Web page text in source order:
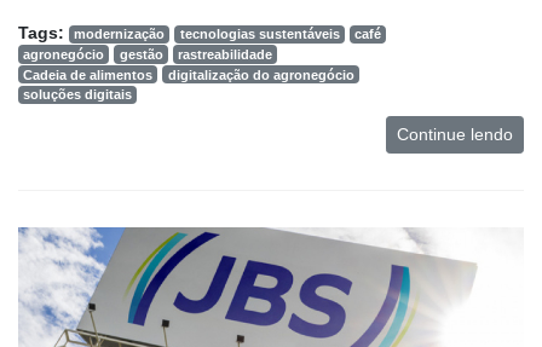
Tags: modernização tecnologias sustentáveis
café
agronegócio
gestão
rastreabilidade
Cadeia de alimentos
digitalização do agronegócio
soluções digitais
Continue lendo